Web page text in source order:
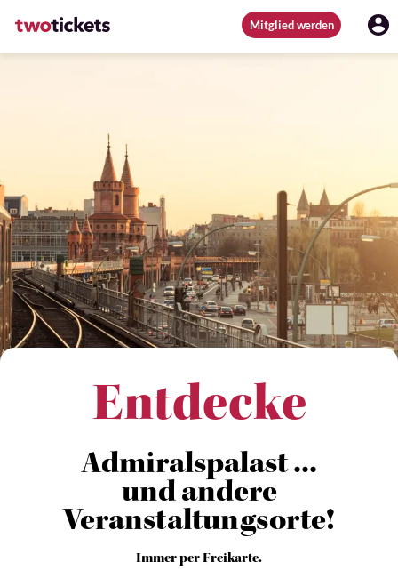
Mitglied werden
Entdecke
Admiralspalast ...
und andere
Veranstaltungsorte!
Immer per Freikarte.